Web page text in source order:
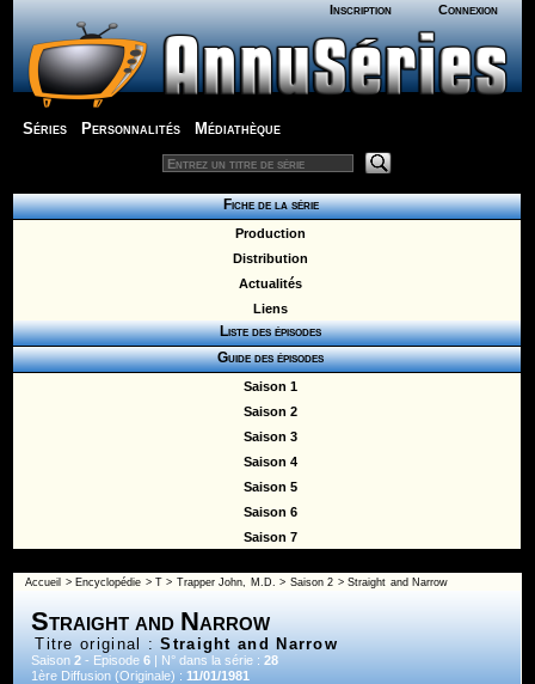
Inscription Connexion
Séries Personnalités Médiathèque
Fiche de la série
Production
Distribution
Actualités
Liens
Liste des épisodes
Guide des épisodes
Saison 1
Saison 2
Saison 3
Saison 4
Saison 5
Saison 6
Saison 7
Accueil > Encyclopédie >T > Trapper John, M.D. > Saison 2 > Straight and Narrow
Straight and Narrow
Titre original :Straight and Narrow
Saison2 - Episode6 | N° dans la série :28
1ère Diffusion (Originale) :11/01/1981